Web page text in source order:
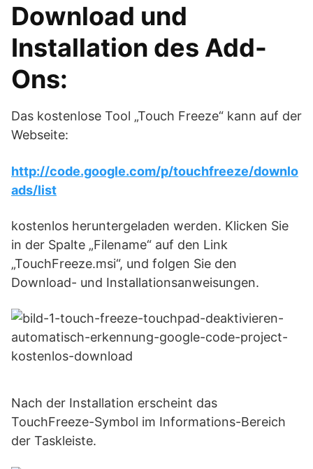
Download und
Installation des Add-
Ons:
Das kostenlose Tool „Touch Freeze“ kann auf der
Webseite:
http://code.google.com/p/touchfreeze/downlo
ads/list
kostenlos heruntergeladen werden. Klicken Sie
in der Spalte „Filename“ auf den Link
„TouchFreeze.msi“, und folgen Sie den
Download- und Installationsanweisungen.
Nach der Installation erscheint das
TouchFreeze-Symbol im Informations-Bereich
der Taskleiste.